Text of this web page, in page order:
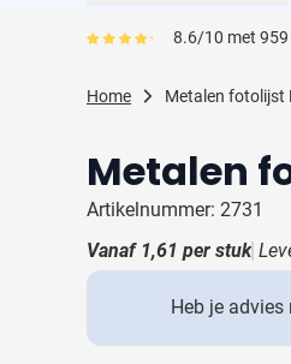
Schrijfwaren
Weggevertjes
Tassen
Gereedschap &
Gemiddeld 8.6/10 met 959
Home Metalen fotolijst
Metalen
Artikelnummer: 2731
Vanaf 1,61 per stuk
Heb je